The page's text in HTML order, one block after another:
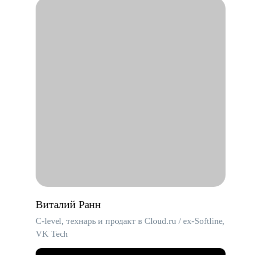
Виталий Ранн
C-level, технарь и продакт в Cloud.ru / ex-Softline,
VK Tech